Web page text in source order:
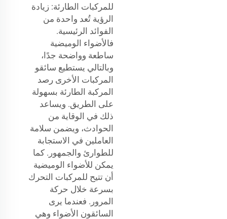
للمركبات الطارئة: زيادة
الرؤية تُعد واحدة من
الفوائد الرئيسية.
فالأضواء الوميضية
ساطعة وواضحة جدًا،
وبالتالي يستطيع سائقو
المركبات الأخرى رصد
المركبة الطارئة بسهولة
على الطريق. ويساعد
ذلك في الوقاية من
الحوادث، ويضمن سلامة
العاملين في الاستجابة
للطوارئ والجمهور. كما
يمكن للأضواء الوميضية
أن تتيح للمركبات التحرك
بسرعة خلال حركة
المرور. فعندما يرى
السائقون الأضواء وهي